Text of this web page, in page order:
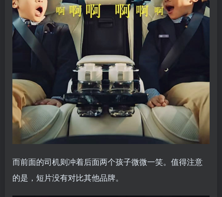
而前面的司机则冲着后面两个孩子微微一笑。值得注意
的是，短片没有对比其他品牌。